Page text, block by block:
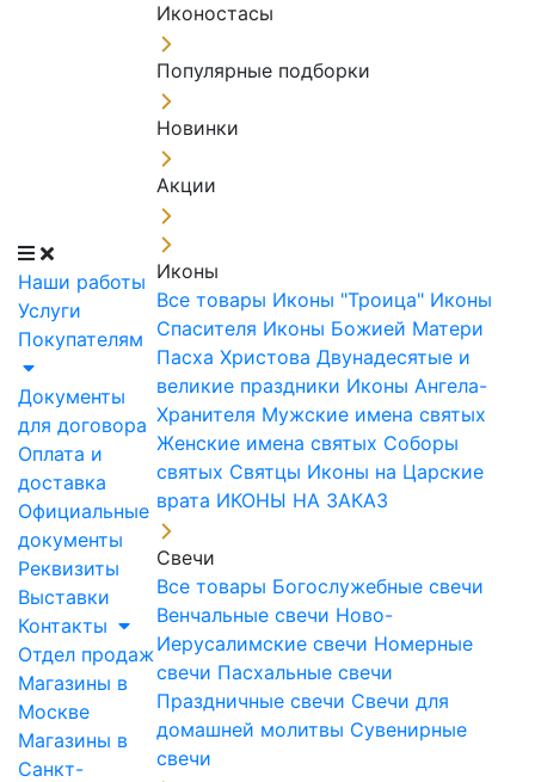
Наши работы
Услуги
Покупателям
Документы
для договора
Оплата и
доставка
Официальные
документы
Реквизиты
Выставки
Контакты
Отдел продаж
Магазины в
Москве
Магазины в
Санкт-
Иконостасы
Популярные подборки
Новинки
Акции
Иконы
Все товары Иконы "Троица" Иконы
Спасителя Иконы Божией Матери
Пасха Христова Двунадесятые и
великие праздники Иконы Ангела-
Хранителя Мужские имена святых
Женские имена святых Соборы
святых Святцы Иконы на Царские
врата ИКОНЫ НА ЗАКАЗ
Свечи
Все товары Богослужебные свечи
Венчальные свечи Ново-
Иерусалимские свечи Номерные
свечи Пасхальные свечи
Праздничные свечи Свечи для
домашней молитвы Сувенирные
свечи